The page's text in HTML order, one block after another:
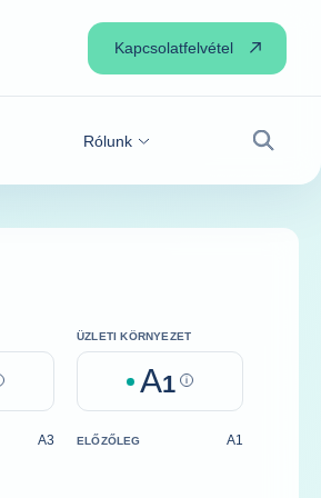
Rólunk
Kapcsolatfelvétel
Help
ÜZLETI KÖRNYEZET
A1 Help
A3 ELŐZŐLEG A1